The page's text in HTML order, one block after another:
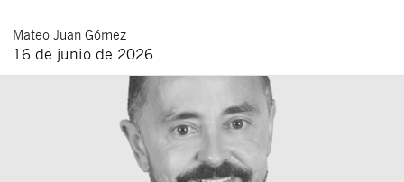
Mateo Juan Gómez
16 de junio de 2026